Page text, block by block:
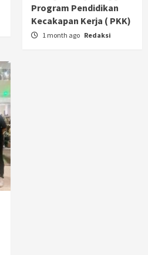
Program Pendidikan
Kecakapan Kerja ( PKK)
1 month ago Redaksi